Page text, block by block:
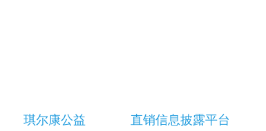
琪尔康公益 直销信息披露平台